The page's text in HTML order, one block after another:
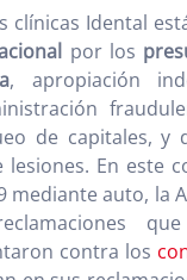
clínicas Idental
por los
, apropiación
de capitales, y
lesiones. En este
mediante auto, la
contra los